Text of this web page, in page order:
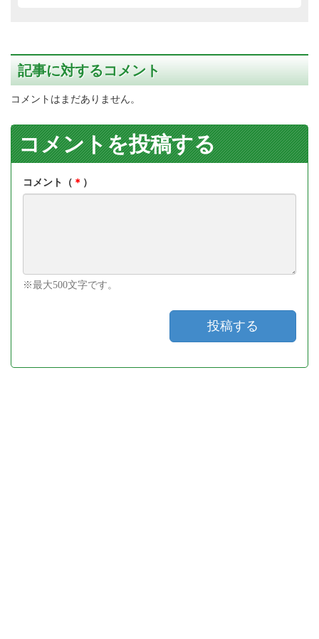
記事に対するコメント
コメントはまだありません。
コメントを投稿する
コメント（ ＊ ）
※最大500文字です。